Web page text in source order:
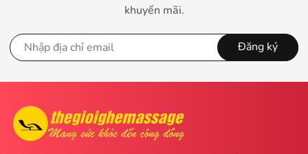
khuyến mãi.
Đăng ký